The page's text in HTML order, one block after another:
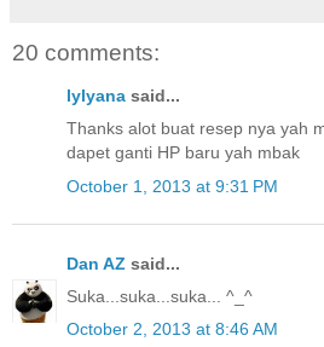
20 comments:
lylyana said...
Thanks alot buat resep nya yah
dapet ganti HP baru yah mbak
October 1, 2013 at 9:31 PM
Dan AZ said...
Suka...suka...suka... ^_^
October 2, 2013 at 8:46 AM